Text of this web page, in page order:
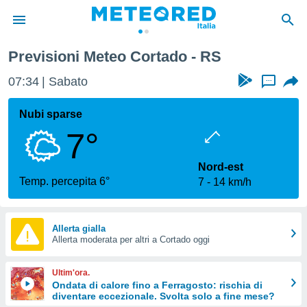
di
per
le
di
Web
le
Previsioni Meteo Cortado - RS
07:34 Sabato ...
Nubi sparse
7°
Temp. percepita 6°
Nord-est
7
14 km/h
Allerta gialla
Allerta moderata per altri a Cortado oggi
Ultim'ora.
Ondata di calore fino a Ferragosto: rischia di
diventare eccezionale. Svolta solo a fine mese?